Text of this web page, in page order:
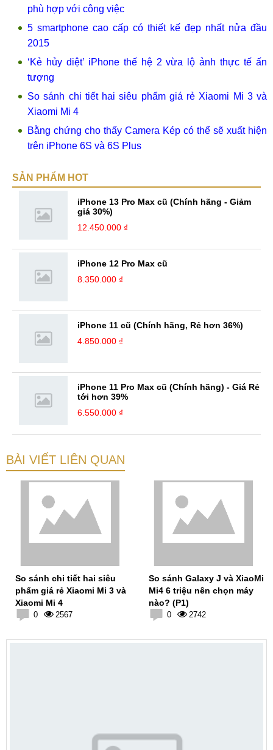
phù hợp với công việc
5 smartphone cao cấp có thiết kế đẹp nhất nửa đầu
2015
‘Kẻ hủy diệt’ iPhone thế hệ 2 vừa lộ ảnh thực tế ấn
tượng
So sánh chi tiết hai siêu phẩm giá rẻ Xiaomi Mi 3 và
Xiaomi Mi 4
Bằng chứng cho thấy Camera Kép có thể sẽ xuất hiện
trên iPhone 6S và 6S Plus
SẢN PHẨM HOT
iPhone 13 Pro Max cũ (Chính hãng - Giảm
giá 30%)
12.450.000 ₫
iPhone 12 Pro Max cũ
8.350.000 ₫
iPhone 11 cũ (Chính hãng, Rẻ hơn 36%)
4.850.000 ₫
iPhone 11 Pro Max cũ (Chính hãng) - Giá Rẻ
tới hơn 39%
6.550.000 ₫
BÀI VIẾT LIÊN QUAN
So sánh chi tiết hai siêu
phẩm giá rẻ Xiaomi Mi 3 và
Xiaomi Mi 4
0 2567
So sánh Galaxy J và XiaoMi
Mi4 6 triệu nên chọn máy
nào? (P1)
0 2742